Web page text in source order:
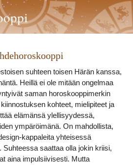
suhteen toisen Härän kanssa,
Heillä ei ole mitään ongelmaa
saman horoskooppimerkin
kohteet, mielipiteet ja
elämänsä ylellisyydessä,
ympäröimänä. On mahdollista,
kappaleita yhteisessä
saattaa olla jokin kriisi,
aina impulsiivisesti. Mutta